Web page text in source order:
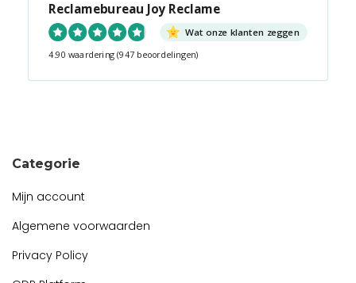
Reclamebureau Joy Reclame
Wat onze klanten zeggen
4.90 waardering (947 beoordelingen)
Categorie
Mijn account
Algemene voorwaarden
Privacy Policy